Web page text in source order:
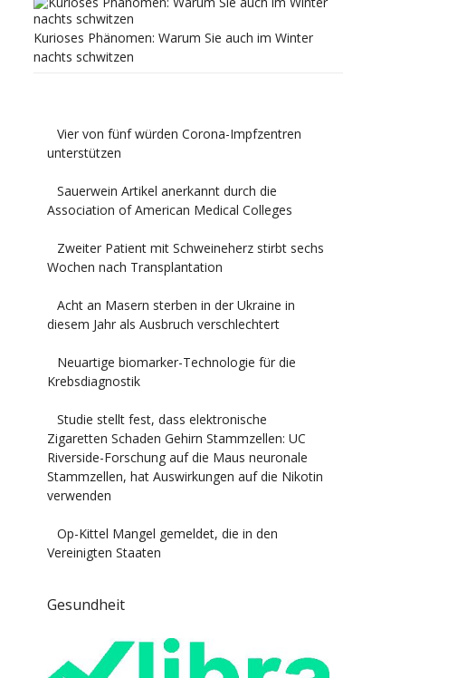
Kurioses Phänomen: Warum Sie auch im Winter
nachts schwitzen
Vier von fünf würden Corona-Impfzentren
unterstützen
Sauerwein Artikel anerkannt durch die
Association of American Medical Colleges
Zweiter Patient mit Schweineherz stirbt sechs
Wochen nach Transplantation
Acht an Masern sterben in der Ukraine in
diesem Jahr als Ausbruch verschlechtert
Neuartige biomarker-Technologie für die
Krebsdiagnostik
Studie stellt fest, dass elektronische
Zigaretten Schaden Gehirn Stammzellen: UC
Riverside-Forschung auf die Maus neuronale
Stammzellen, hat Auswirkungen auf die Nikotin
verwenden
Op-Kittel Mangel gemeldet, die in den
Vereinigten Staaten
Gesundheit